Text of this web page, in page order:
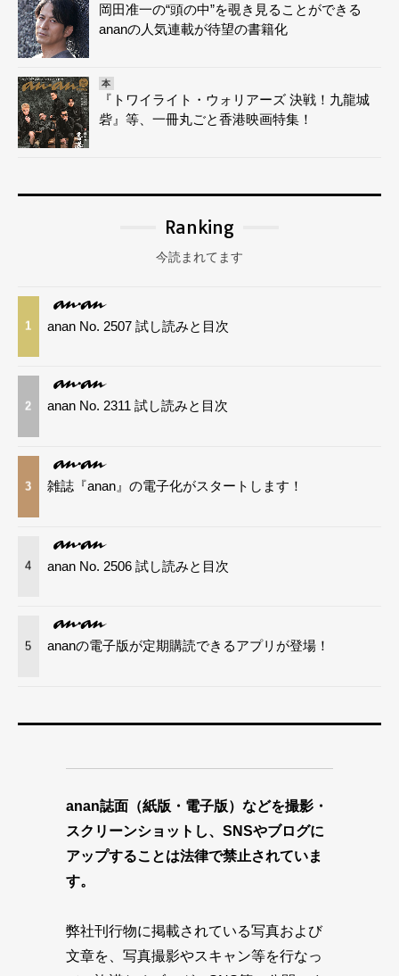
岡田准一の“頭の中”を覗き見ることができる
ananの人気連載が待望の書籍化
本
『トワイライト・ウォリアーズ 決戦！九龍城
砦』等、一冊丸ごと香港映画特集！
Ranking
今読まれてます
1 anan No. 2507 試し読みと目次
2 anan No. 2311 試し読みと目次
3 雑誌『anan』の電子化がスタートします！
4 anan No. 2506 試し読みと目次
5 ananの電子版が定期購読できるアプリが登場！
anan誌面（紙版・電子版）などを撮影・
スクリーンショットし、SNSやブログに
アップすることは法律で禁止されていま
す。
弊社刊行物に掲載されている写真および
文章を、写真撮影やスキャン等を行なっ